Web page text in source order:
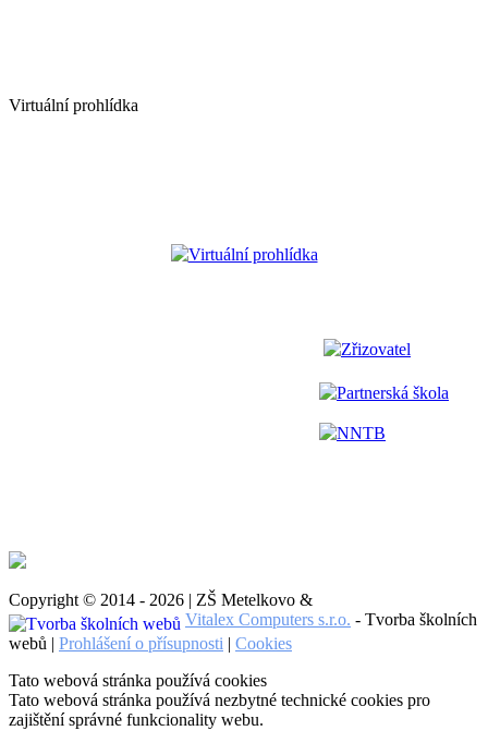
Virtuální prohlídka
Virtuální prohlídka
Zřizovatel
Partnerská škola
NNTB
Copyright © 2014 - 2026 | ZŠ Metelkovo &
Vitalex Computers s.r.o. - Tvorba školních
webů | Prohlášení o přísupnosti | Cookies
Tato webová stránka používá cookies
Tato webová stránka používá nezbytné technické cookies pro
zajištění správné funkcionality webu.